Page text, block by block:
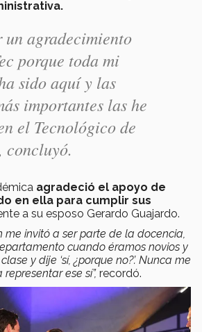
un agradecimiento
porque toda mi
sido aquí y las
importantes las he
el Tecnológico de
concluyó.
agradeció el apoyo de
en ella para cumplir sus
a su esposo Gerardo Guajardo.
me invitó a ser parte de la docencia,
cuando éramos novios y
y dije ‘sí, ¿porque no?’. Nunca me
ese sí”, recordó.